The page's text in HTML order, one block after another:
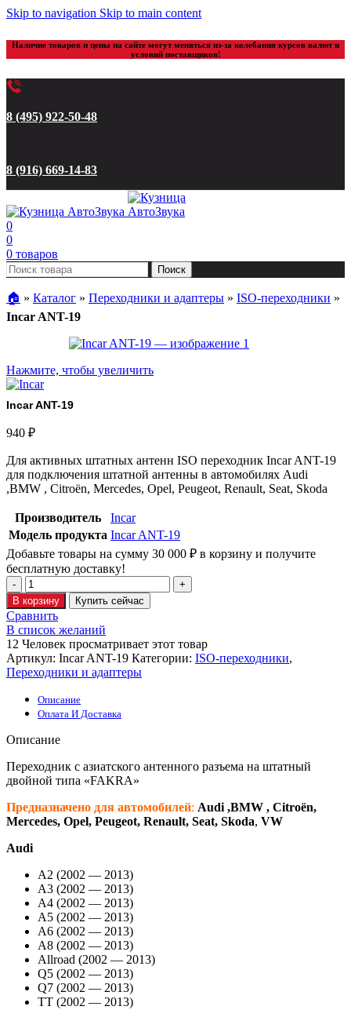
Skip to navigation Skip to main content
Наличие товаров и цены на сайте могут меняться из-за колебания курсов валют и
условий поставщиков!
8 (495) 922-50-48
8 (916) 669-14-83
0
0
0 товаров
Поиск
🏠︎ » Каталог » Переходники и адаптеры » ISO-переходники »
Incar ANT-19
Нажмите, чтобы увеличить
Incar ANT-19
940 ₽
Для активных штатных антенн ISO переходник Incar ANT-19
для подключения штатной антенны в автомобилях Audi
,BMW , Citroën, Mercedes, Opel, Peugeot, Renault, Seat, Skoda
Производитель
Incar
Модель продукта Incar ANT-19
Добавьте товары на сумму 30 000 ₽ в корзину и получите
бесплатную доставку!
В корзину Купить сейчас
Сравнить
В список желаний
12 Человек просматривает этот товар
Артикул: Incar ANT-19 Категории: ISO-переходники,
Переходники и адаптеры
Описание
Оплата И Доставка
Описание
Переходник с азиатского антенного разъема на штатный
двойной типа «FAKRA»
Предназначено для автомобилей: Audi ,BMW , Citroën,
Mercedes, Opel, Peugeot, Renault, Seat, Skoda, VW
Audi
A2 (2002 — 2013)
A3 (2002 — 2013)
A4 (2002 — 2013)
A5 (2002 — 2013)
A6 (2002 — 2013)
A8 (2002 — 2013)
Allroad (2002 — 2013)
Q5 (2002 — 2013)
Q7 (2002 — 2013)
TT (2002 — 2013)